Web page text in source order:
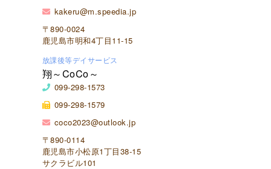
kakeru@m.speedia.jp
〒890-0024
鹿児島市明和4丁目11-15
放課後等デイサービス
翔～CoCo～
099-298-1573
099-298-1579
coco2023@outlook.jp
〒890-0114
鹿児島市小松原1丁目38-15
サクラビル101